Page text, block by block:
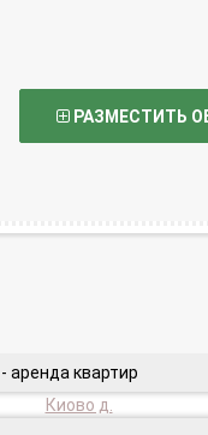
РАЗМЕСТИТЬ
аренда квартир
Киово д.